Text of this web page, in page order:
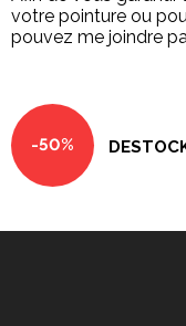
votre pointure ou
pouvez me joindre
-50%